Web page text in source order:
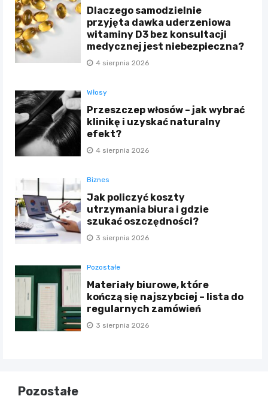
Dlaczego samodzielnie
przyjęta dawka uderzeniowa
witaminy D3 bez konsultacji
medycznej jest niebezpieczna?
4 sierpnia 2026
Włosy
Przeszczep włosów – jak wybrać
klinikę i uzyskać naturalny
efekt?
4 sierpnia 2026
Biznes
Jak policzyć koszty
utrzymania biura i gdzie
szukać oszczędności?
3 sierpnia 2026
Pozostałe
Materiały biurowe, które
kończą się najszybciej – lista do
regularnych zamówień
3 sierpnia 2026
Pozostałe